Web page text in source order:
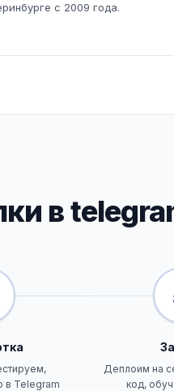
с 2009 года.
в
в Telegram
Деплоим на
код,